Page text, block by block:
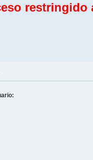
restringido